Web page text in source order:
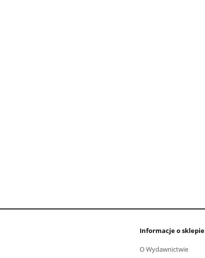
Informacje o sklepie
O Wydawnictwie